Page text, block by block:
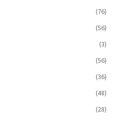
(76)
(56)
(3)
(56)
(36)
(48)
(28)